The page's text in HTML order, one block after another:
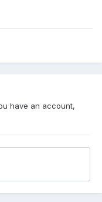
have an account,